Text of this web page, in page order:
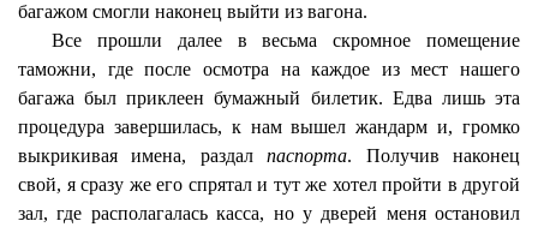
багажом смогли наконец выйти из вагона.
Все прошли далее в весьма скромное помещение
таможни, где после осмотра на каждое из мест нашего
багажа был приклеен бумажный билетик. Едва лишь эта
процедура завершилась, к нам вышел жандарм и, громко
выкрикивая имена, раздалпаспорта. Получив наконец
свой, я сразу же его спрятал и тут же хотел пройти в другой
зал, где располагалась касса, но у дверей меня остановил